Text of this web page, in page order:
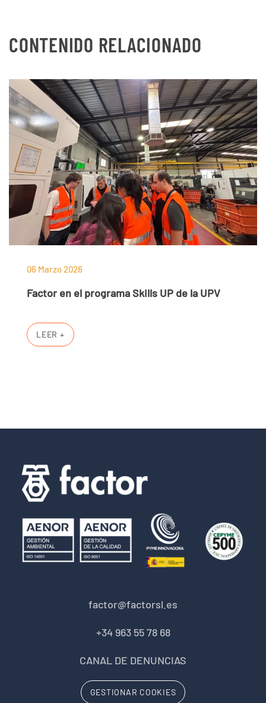
CONTENIDO RELACIONADO
06 Marzo 2026
Factor en el programa Skills UP de la UPV
LEER +
factor@factorsl.es
+34 963 55 78 68
CANAL DE DENUNCIAS
GESTIONAR COOKIES